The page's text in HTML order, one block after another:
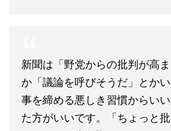
新聞は「野党からの批判が高
か「議論を呼びそうだ」とか
事を締める悪しき習慣からい
た方がいいです。「ちょっと